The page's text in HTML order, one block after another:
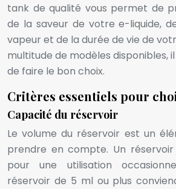
tank de qualité vous permet de
de la saveur de votre e-liquide,
vapeur et de la durée de vie de
multitude de modèles disponibles,
de faire le bon choix.
Critères essentiels pour
Capacité du réservoir
Le volume du réservoir est un
prendre en compte. Un
pour une utilisation
réservoir de 5 ml ou plus